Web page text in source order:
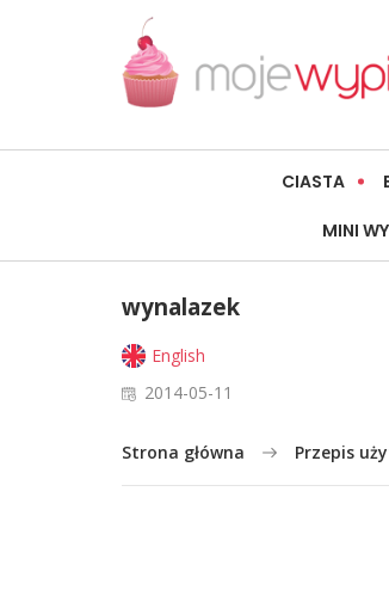
CIASTA
MINI
wynalazek
English
2014-05-11
Strona główna Przepis